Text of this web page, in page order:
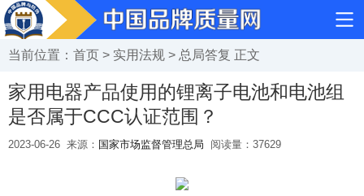
当前位置： 首页 > 实用法规 > 总局答复 正文
家用电器产品使用的锂离子电池和电池组
是否属于CCC认证范围？
2023-06-26 来源： 国家市场监督管理总局 阅读量： 37629